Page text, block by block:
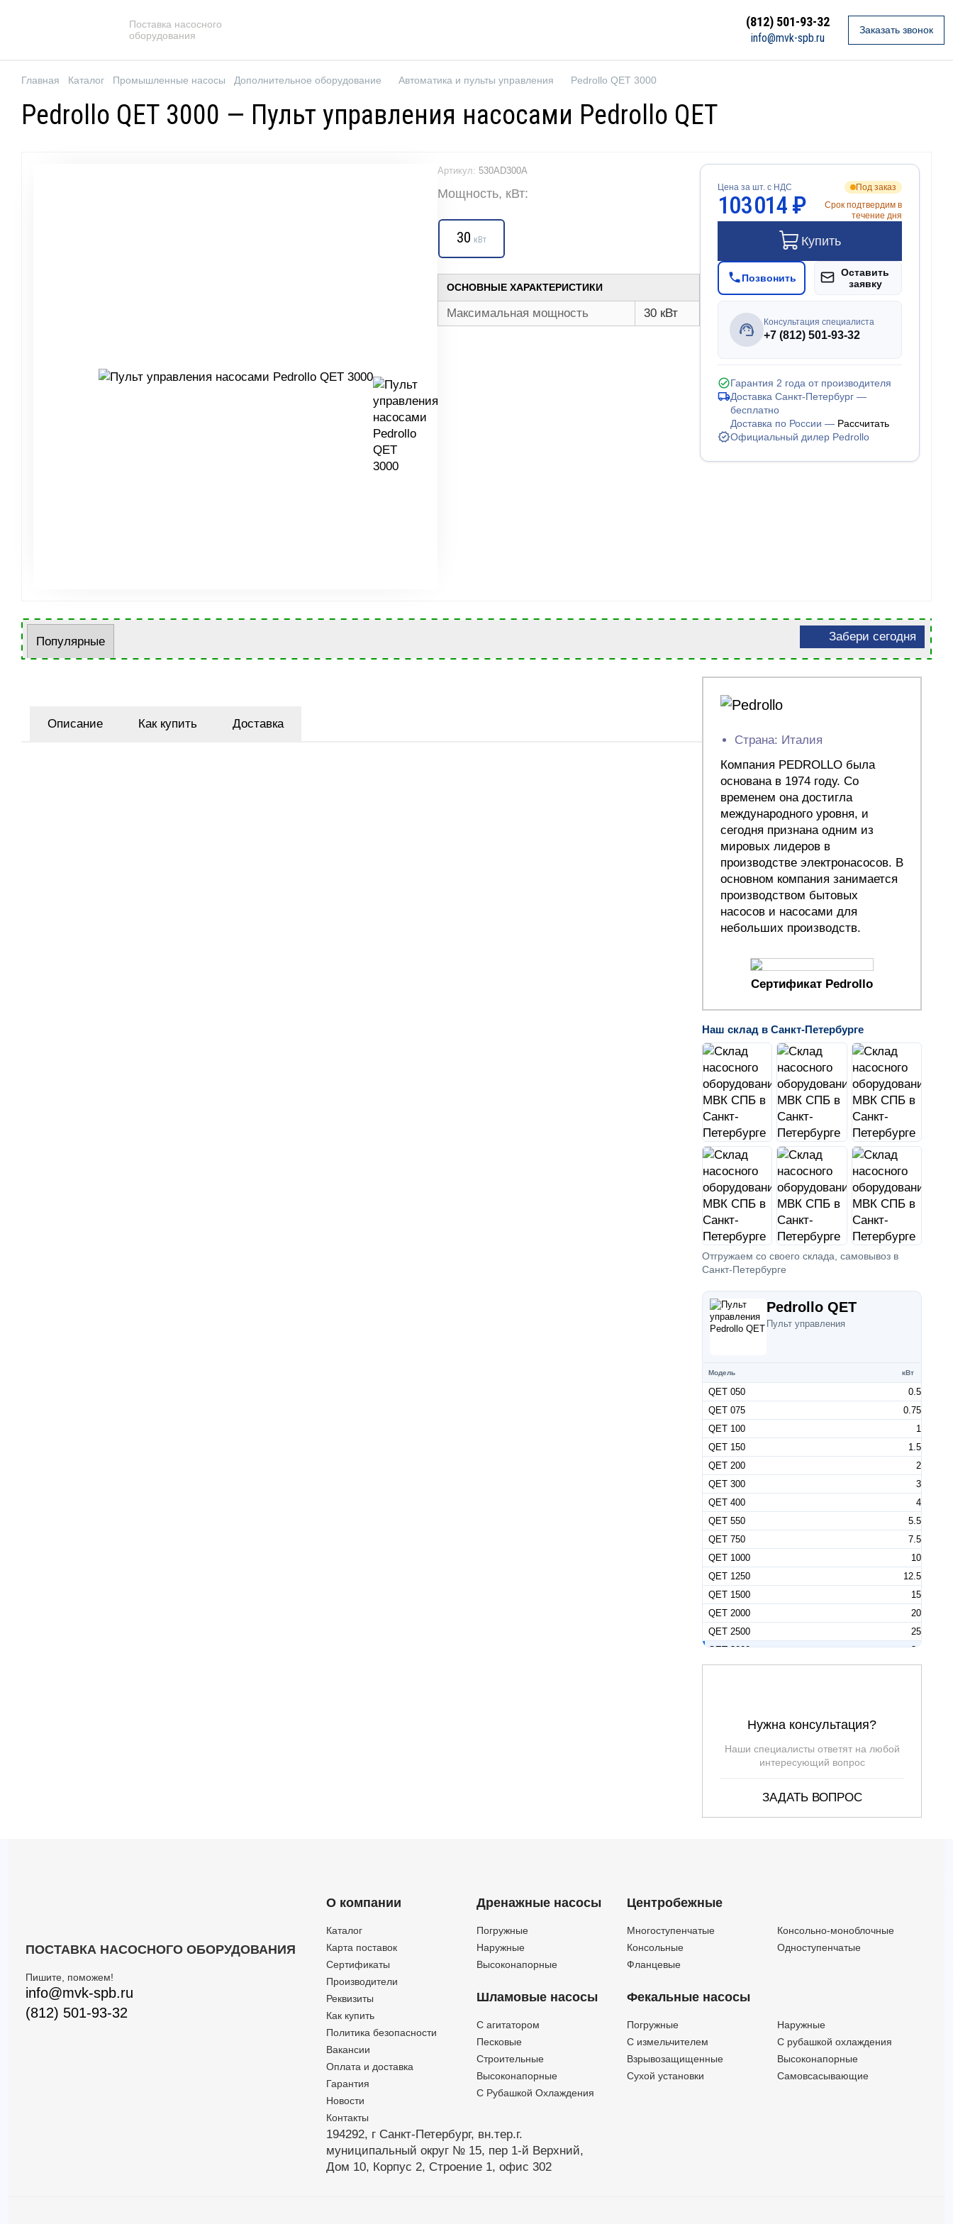
Поставка насосного
оборудования
(812) 501-93-32
info@mvk-spb.ru
Заказать звонок
Главная Каталог Промышленные насосы Дополнительное оборудование Автоматика и пульты управления Pedrollo QET 3000
Pedrollo QET 3000 — Пульт управления насосами Pedrollo QET
Артикул: 530AD300A
Мощность, кВт:
30 кВт
ОСНОВНЫЕ ХАРАКТЕРИСТИКИ
Максимальная мощность 30 кВт
Цена за шт. с НДС
103 014 ₽
Под заказ
Срок подтвердим в
течение дня
Купить
Позвонить
Оставить
заявку
Консультация специалиста
+7 (812) 501-93-32
Гарантия 2 года от производителя
Доставка Санкт-Петербург —
бесплатно
Доставка по России — Рассчитать
Официальный дилер Pedrollo
Популярные Забери сегодня
Описание Как купить
Доставка
Страна: Италия
Компания PEDROLLO была
основана в 1974 году. Со
временем она достигла
международного уровня, и
сегодня признана одним из
мировых лидеров в
производстве электронасосов. В
основном компания занимается
производством бытовых
насосов и насосами для
небольших производств.
Сертификат Pedrollo
Наш склад в Санкт-Петербурге
Отгружаем со своего склада, самовывоз в
Санкт-Петербурге
Pedrollo QET
Пульт управления
Модель кВт
QET 050
0.5
QET 075
0.75
QET 100
1
QET 150
1.5
QET 200
2
QET 300
3
QET 400
4
QET 550
5.5
QET 750
7.5
QET 1000
10
QET 1250
12.5
QET 1500
15
QET 2000
20
QET 2500
25
QET 3000
30
QET 4000
40
Пульт управления Pedrollo QET 075
Пульт управления Pedrollo QET 1000
Пульт управления Pedrollo QET 150
Пульт управления Pedrollo QET 1500
—
Пульт управления Pedrollo QET 3000
Пульт управления Pedrollo QET 400
Пульт управления Pedrollo QET 4000
Пульт управления Pedrollo QET 750
Нужна консультация?
Наши специалисты ответят на любой
интересующий вопрос
ЗАДАТЬ ВОПРОС
ПОСТАВКА НАСОСНОГО ОБОРУДОВАНИЯ
Пишите, поможем!
info@mvk-spb.ru
(812) 501-93-32
О компании
Каталог
Карта поставок
Сертификаты
Производители
Реквизиты
Как купить
Политика безопасности
Вакансии
Оплата и доставка
Гарантия
Новости
Контакты
Дренажные насосы
Погружные
Наружные
Высоконапорные
Шламовые насосы
C агитатором
Песковые
Строительные
Высоконапорные
С Рубашкой Охлаждения
194292, г Санкт-Петербург, вн.тер.г.
муниципальный округ № 15, пер 1-й Верхний,
Дом 10, Корпус 2, Строение 1, офис 302
Центробежные
Многоступенчатые
Консольно-моноблочные
Консольные
Одноступенчатые
Фланцевые
Фекальные насосы
Погружные
Наружные
C измельчителем
С рубашкой охлаждения
Взрывозащищенные
Высоконапорные
Сухой установки
Самовсасывающие